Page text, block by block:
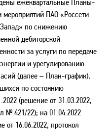
ежеквартальные Планы-
мероприятий ПАО «Россети
по снижению
дебиторской
за услуги по передаче
и урегулированию
(далее – План-график),
по состоянию
(решение от 31.03.2022,
№ 421/22); на 01.04.2022
от 16.06.2022, протокол